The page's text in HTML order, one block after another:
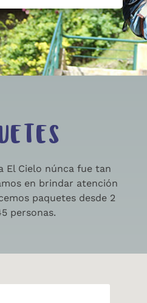
El Cielo núnca fue tan
en brindar atención
paquetes desde 2
personas.